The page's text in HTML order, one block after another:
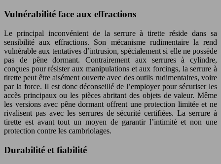
Vulnérabilité face aux effractions
Le principal inconvénient de la serrure à tirette réside dans sa
sensibilité aux effractions. Son mécanisme rudimentaire la rend
vulnérable aux tentatives d’intrusion, spécialement si elle ne possède
pas de pêne dormant. Contrairement aux serrures à cylindre,
conçues pour résister aux manipulations et aux forcings, la serrure à
tirette peut être aisément ouverte avec des outils rudimentaires, voire
par la force. Il est donc déconseillé de l’employer pour sécuriser les
accès principaux ou les pièces abritant des objets de valeur. Même
les versions avec pêne dormant offrent une protection limitée et ne
rivalisent pas avec les serrures de sécurité certifiées. La serrure à
tirette est avant tout un moyen de garantir l’intimité et non une
protection contre les cambriolages.
Durabilité et fiabilité